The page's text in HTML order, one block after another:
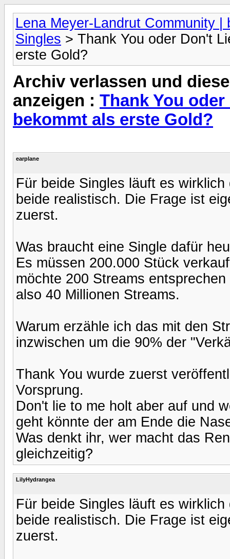
Lena Meyer-Landrut Community |
Singles > Thank You oder Don't
erste Gold?
Archiv verlassen und
anzeigen : Thank You
bekommt als erste Gold?
earplane
Für beide Singles läuft es
beide realistisch. Die Frage ist
zuerst.
Was braucht eine Single dafür
Es müssen 200.000 Stück
möchte 200 Streams
also 40 Millionen Streams.
Warum erzähle ich das mit den
inzwischen um die 90% der
Thank You wurde zuerst
Vorsprung.
Don't lie to me holt aber auf und
geht könnte der am Ende die
Was denkt ihr, wer macht das
gleichzeitig?
LilyHydrangea
Für beide Singles läuft es
beide realistisch. Die Frage ist
zuerst.